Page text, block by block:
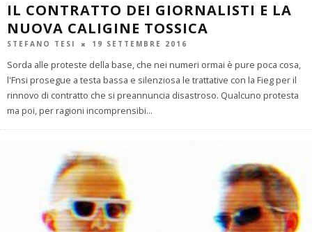
IL CONTRATTO DEI GIORNALISTI E LA
NUOVA CALIGINE TOSSICA
STEFANO TESI 19 SETTEMBRE 2016
Sorda alle proteste della base, che nei numeri ormai è pure poca cosa,
l'Fnsi prosegue a testa bassa e silenziosa le trattative con la Fieg per il
rinnovo di contratto che si preannuncia disastroso. Qualcuno protesta
ma poi, per ragioni incomprensibi...